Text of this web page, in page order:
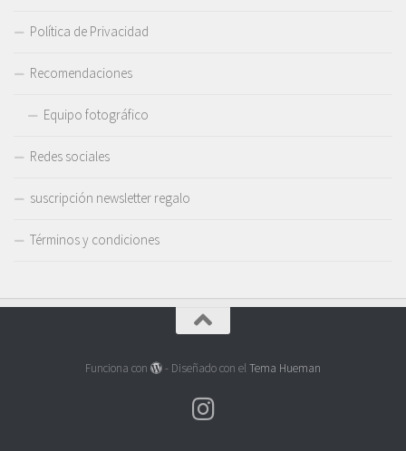
Política de Privacidad
Recomendaciones
Equipo fotográfico
Redes sociales
suscripción newsletter regalo
Términos y condiciones
Funciona con - Diseñado con elTema Hueman